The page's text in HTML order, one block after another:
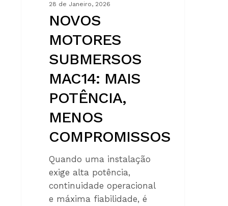
28 de Janeiro, 2026
NOVOS
MOTORES
SUBMERSOS
MAC14: MAIS
POTÊNCIA,
MENOS
COMPROMISSOS
Quando uma instalação
exige alta potência,
continuidade operacional
e máxima fiabilidade, é